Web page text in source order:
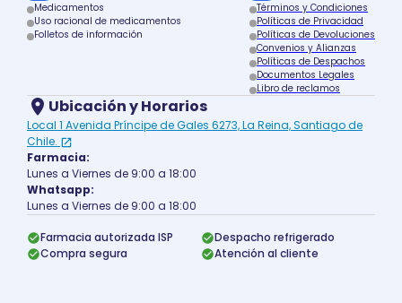
Medicamentos
Uso racional de medicamentos
Folletos de información
Términos y Condiciones
Políticas de Privacidad
Políticas de Devoluciones
Convenios y Alianzas
Políticas de Despachos
Documentos Legales
Libro de reclamos
Ubicación y Horarios
Local 1 Avenida Príncipe de Gales 6273, La Reina, Santiago de
Chile.
Farmacia:
Lunes a Viernes de 9:00 a 18:00
Whatsapp:
Lunes a Viernes de 9:00 a 18:00
Farmacia autorizada ISP
Despacho refrigerado
Compra segura
Atención al cliente